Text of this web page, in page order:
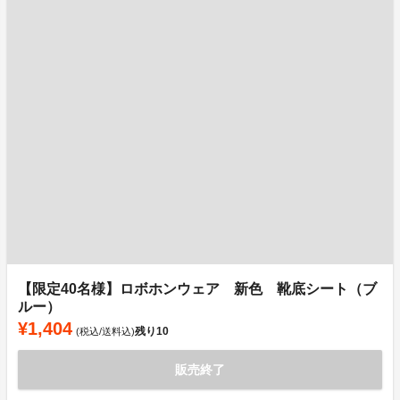
【限定40名様】ロボホンウェア 新色 靴底シート（ブ
ルー）
¥1,404 (税込/送料込)残り10
販売終了